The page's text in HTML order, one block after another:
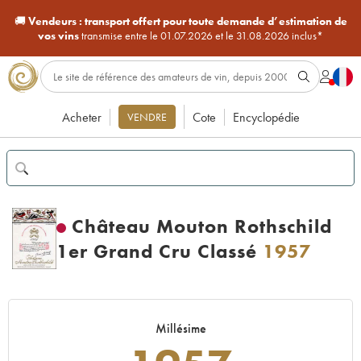
🚚Vendeurs : transport offert pour toute demande d’estimation de
vos vinstransmise entre le 01.07.2026 et le 31.08.2026 inclus*
Acheter VENDRE Cote Encyclopédie
Château Mouton Rothschild
1er Grand Cru Classé 1957
Millésime